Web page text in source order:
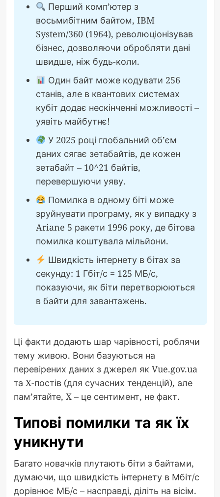
Перший комп’ютер з
восьмибітним байтом, IBM
System/360 (1964), революціонізував
бізнес, дозволяючи обробляти дані
швидше, ніж будь-коли.
Один байт може кодувати 256
станів, але в квантових системах
кубіт додає нескінченні можливості –
уявіть майбутнє!
У 2025 році глобальний об’єм
даних сягає зетабайтів, де кожен
зетабайт – 10^21 байтів,
перевершуючи уяву.
Помилка в одному біті може
зруйнувати програму, як у випадку з
Ariane 5 ракети 1996 року, де бітова
помилка коштувала мільйони.
Швидкість інтернету в бітах за
секунду: 1 Гбіт/с = 125 МБ/с,
показуючи, як біти перетворюються
в байти для завантажень.
Ці факти додають шар чарівності, роблячи
тему живою. Вони базуються на
перевірених даних з джерел як Vue.gov.ua
та X-постів (для сучасних тенденцій), але
пам’ятайте, X – це сентимент, не факт.
Типові помилки та як їх
уникнути
Багато новачків плутають біти з байтами,
думаючи, що швидкість інтернету в Мбіт/с
дорівнює МБ/с – насправді, діліть на вісім.